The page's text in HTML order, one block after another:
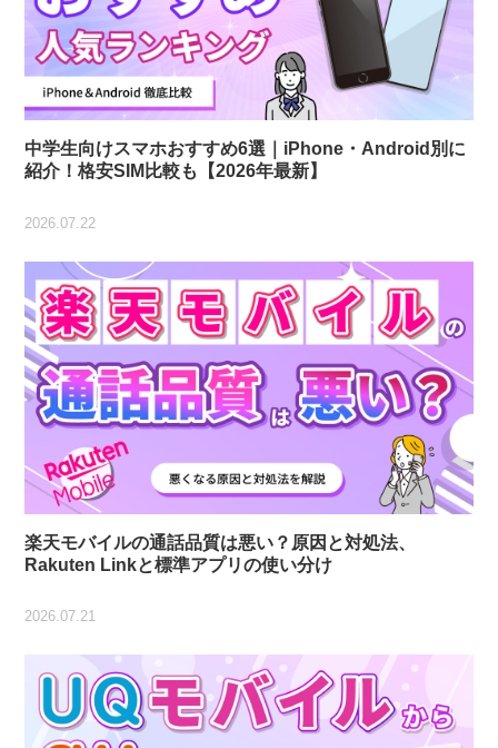
中学生向けスマホおすすめ6選｜iPhone・Android別に
紹介！格安SIM比較も【2026年最新】
2026.07.22
楽天モバイルの通話品質は悪い？原因と対処法、
Rakuten Linkと標準アプリの使い分け
2026.07.21